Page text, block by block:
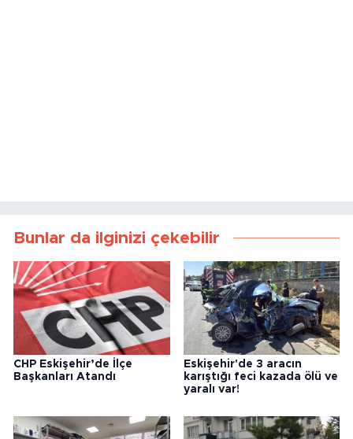
Bunlar da ilginizi çekebilir
CHP Eskişehir’de İlçe
Başkanları Atandı
Eskişehir'de 3 aracın
karıştığı feci kazada ölü ve
yaralı var!